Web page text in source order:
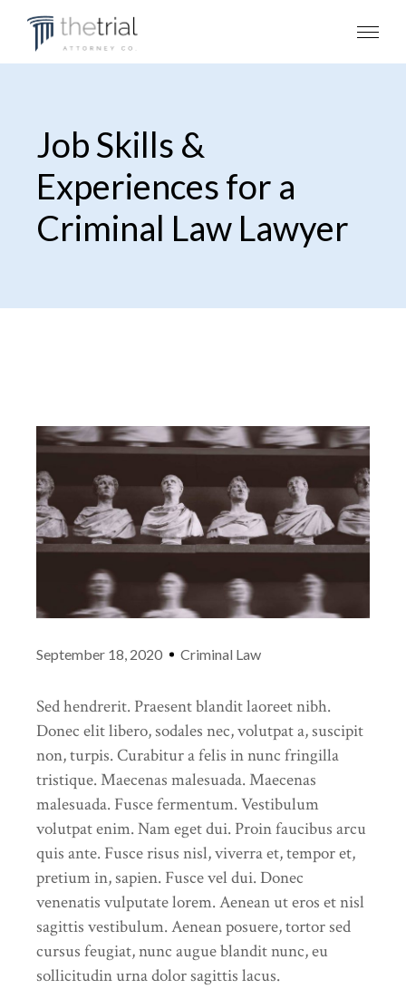
Job Skills &
Experiences for a
Criminal Law Lawyer
September 18, 2020 Criminal Law
Sed hendrerit. Praesent blandit laoreet nibh.
Donec elit libero, sodales nec, volutpat a, suscipit
non, turpis. Curabitur a felis in nunc fringilla
tristique. Maecenas malesuada. Maecenas
malesuada. Fusce fermentum. Vestibulum
volutpat enim. Nam eget dui. Proin faucibus arcu
quis ante. Fusce risus nisl, viverra et, tempor et,
pretium in, sapien. Fusce vel dui. Donec
venenatis vulputate lorem. Aenean ut eros et nisl
sagittis vestibulum. Aenean posuere, tortor sed
cursus feugiat, nunc augue blandit nunc, eu
sollicitudin urna dolor sagittis lacus.